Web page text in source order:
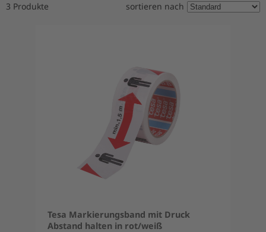
3 Produkte sortieren nach
Tesa Markierungsband mit Druck
Abstand halten in rot/weiß